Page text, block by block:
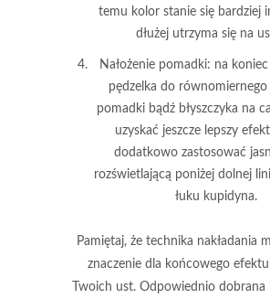
temu kolor stanie się bardziej
dłużej utrzyma się na
Nałożenie pomadki: na
pędzelka do równomiernego
pomadki bądź błyszczyka na
uzyskać jeszcze lepszy
dodatkowo zastosować
rozświetlającą poniżej dolnej
łuku kupidyna.
Pamiętaj, że technika nakładania
znaczenie dla końcowego
Twoich ust. Odpowiednio dobrana